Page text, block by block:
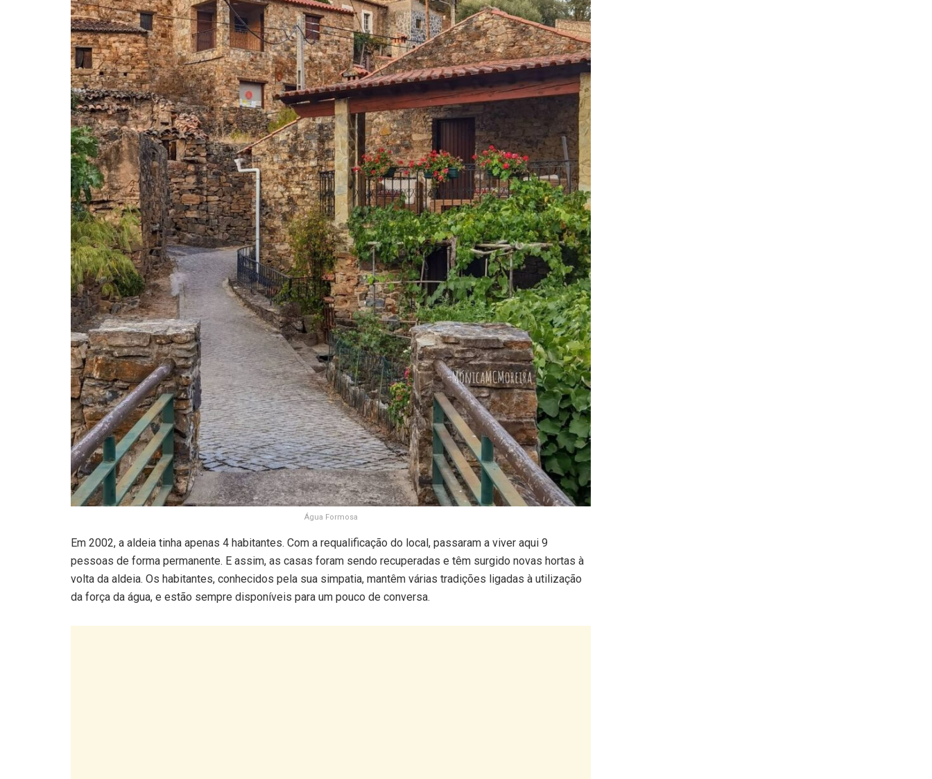
Água Formosa
Em 2002, a aldeia tinha apenas 4 habitantes. Com a requalificação do local, passaram a viver aqui 9
pessoas de forma permanente. E assim, as casas foram sendo recuperadas e têm surgido novas hortas à
volta da aldeia. Os habitantes, conhecidos pela sua simpatia, mantêm várias tradições ligadas à utilização
da força da água, e estão sempre disponíveis para um pouco de conversa.